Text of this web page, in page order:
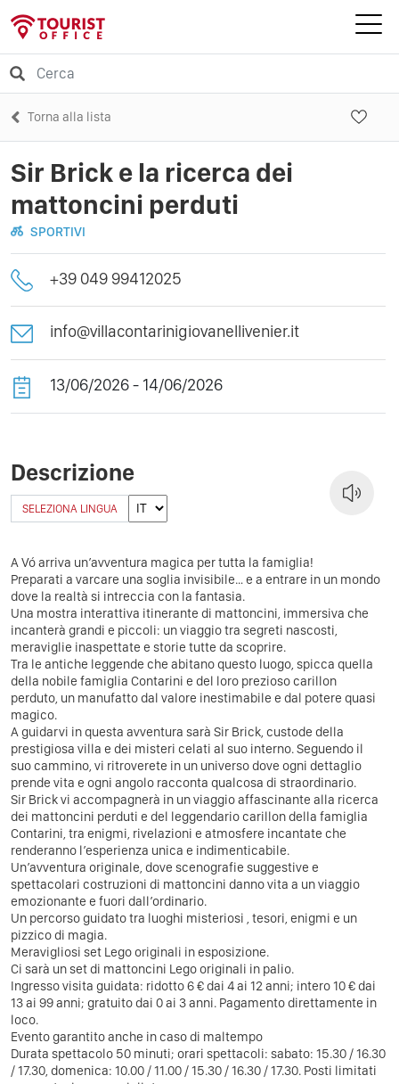
Torna alla lista
Sir Brick e la ricerca dei
mattoncini perduti
SPORTIVI
+39 049 99412025
info@villacontarinigiovanellivenier.it
13/06/2026 - 14/06/2026
Descrizione
SELEZIONA LINGUA
A Vó arriva un’avventura magica per tutta la famiglia!
Preparati a varcare una soglia invisibile… e a entrare in un mondo
dove la realtà si intreccia con la fantasia.
Una mostra interattiva itinerante di mattoncini, immersiva che
incanterà grandi e piccoli: un viaggio tra segreti nascosti,
meraviglie inaspettate e storie tutte da scoprire.
Tra le antiche leggende che abitano questo luogo, spicca quella
della nobile famiglia Contarini e del loro prezioso carillon
perduto, un manufatto dal valore inestimabile e dal potere quasi
magico.
A guidarvi in questa avventura sarà Sir Brick, custode della
prestigiosa villa e dei misteri celati al suo interno. Seguendo il
suo cammino, vi ritroverete in un universo dove ogni dettaglio
prende vita e ogni angolo racconta qualcosa di straordinario.
Sir Brick vi accompagnerà in un viaggio affascinante alla ricerca
dei mattoncini perduti e del leggendario carillon della famiglia
Contarini, tra enigmi, rivelazioni e atmosfere incantate che
renderanno l’esperienza unica e indimenticabile.
Un’avventura originale, dove scenografie suggestive e
spettacolari costruzioni di mattoncini danno vita a un viaggio
emozionante e fuori dall’ordinario.
Un percorso guidato tra luoghi misteriosi , tesori, enigmi e un
pizzico di magia.
Meravigliosi set Lego originali in esposizione.
Ci sarà un set di mattoncini Lego originali in palio.
Ingresso visita guidata: ridotto 6 € dai 4 ai 12 anni; intero 10 € dai
13 ai 99 anni; gratuito dai 0 ai 3 anni. Pagamento direttamente in
loco.
Evento garantito anche in caso di maltempo
Durata spettacolo 50 minuti; orari spettacoli: sabato: 15.30 / 16.30
/ 17.30, domenica: 10.00 / 11.00 / 15.30 / 16.30 / 17.30. Posti limitati